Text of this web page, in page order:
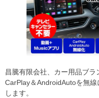
昌騰有限会社、カー用品ブラ
CarPlay＆AndroidAutoを無
します。